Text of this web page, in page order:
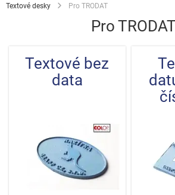
Textové desky
Pro TRODAT
Pro TRODAT
Textové bez
data